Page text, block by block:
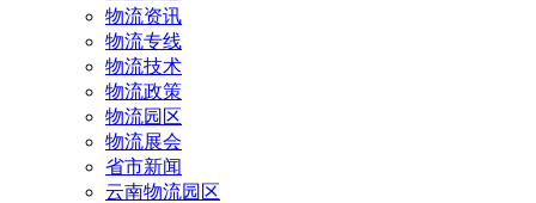
物流资讯
物流专线
物流技术
物流政策
物流园区
物流展会
省市新闻
云南物流园区